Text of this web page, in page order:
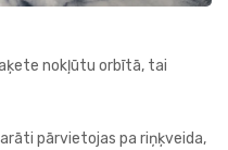
nokļūtu orbītā, tai
pārvietojas pa riņķveida,